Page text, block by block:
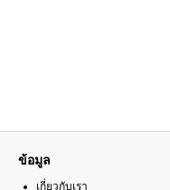
ข้อมูล
เกี่ยวกับเรา